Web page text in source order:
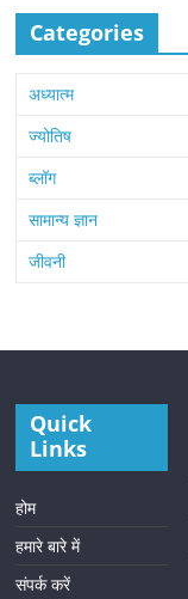
Categories
अध्यात्म
ज्योतिष
ब्लॉग
सामान्य ज्ञान
जीवनी
Quick
Links
होम
हमारे बारे में
संपर्क करें